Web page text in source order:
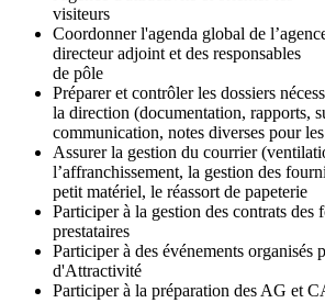
visiteurs
Coordonner l'agenda global de
directeur adjoint et des responsables
de pôle
Préparer et contrôler les dossiers
la direction (documentation, rapports,
communication, notes diverses pour
Assurer la gestion du courrier
l’affranchissement, la gestion des
petit matériel, le réassort de papeterie
Participer à la gestion des contrats des
prestataires
Participer à des événements organisés
d'Attractivité
Participer à la préparation des AG et